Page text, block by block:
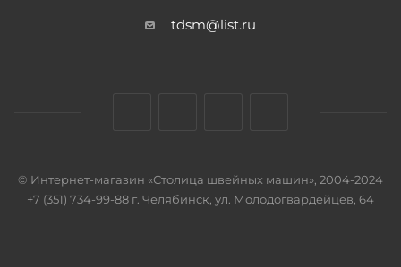
tdsm@list.ru
© Интернет-магазин «Столица швейных машин», 2004-2024
+7 (351) 734-99-88 г. Челябинск, ул. Молодогвардейцев, 64